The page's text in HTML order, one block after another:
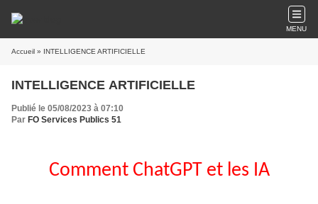
MENU
Accueil » INTELLIGENCE ARTIFICIELLE
INTELLIGENCE ARTIFICIELLE
Publié le 05/08/2023 à 07:10
Par FO Services Publics 51
Comment ChatGPT et les IA